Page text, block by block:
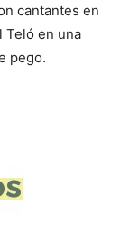
cantantes en
Teló en una
pego.